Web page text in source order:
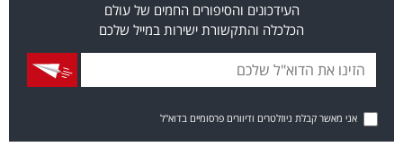
העידכונים והסיפורים החמים של עולם
הכלכלה והתקשורת ישירות במייל שלכם
אני מאשר קבלת ניוזלטרים ודיוורים פרסומיים בדוא"ל